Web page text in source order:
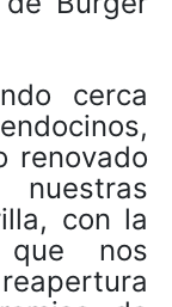
cerca
renovado
con la
nos